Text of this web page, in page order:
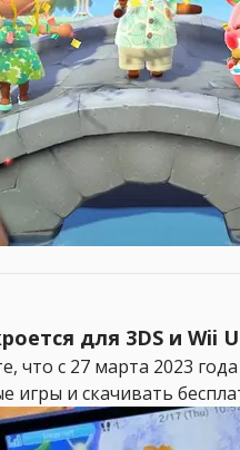
для 3DS и Wii U
что с 27 марта 2023
игры и скачивать